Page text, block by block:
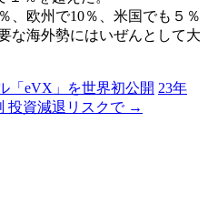
、欧州で10％、米国でも５％
な海外勢にはいぜんとして大
「eVX」を世界初公開 23年
投資減退リスクで →